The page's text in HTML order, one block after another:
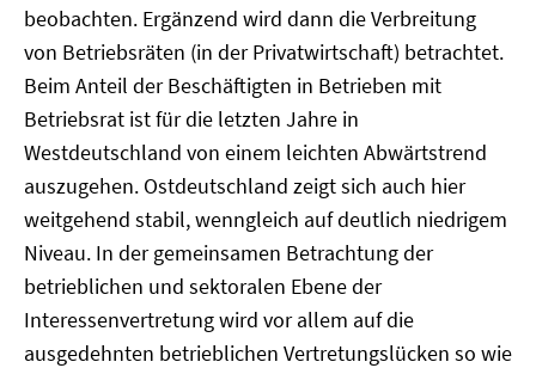
beobachten. Ergänzend wird dann die Verbreitung
von Betriebsräten (in der Privatwirtschaft) betrachtet.
Beim Anteil der Beschäftigten in Betrieben mit
Betriebsrat ist für die letzten Jahre in
Westdeutschland von einem leichten Abwärtstrend
auszugehen. Ostdeutschland zeigt sich auch hier
weitgehend stabil, wenngleich auf deutlich niedrigem
Niveau. In der gemeinsamen Betrachtung der
betrieblichen und sektoralen Ebene der
Interessenvertretung wird vor allem auf die
ausgedehnten betrieblichen Vertretungslücken so wie